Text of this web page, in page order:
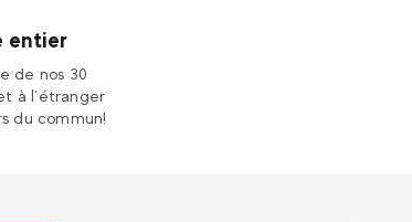
entier
de nos 30
à l’étranger
du commun!